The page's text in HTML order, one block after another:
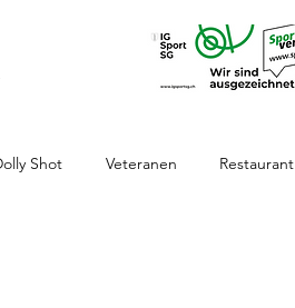
Shot Veteranen Restaurant